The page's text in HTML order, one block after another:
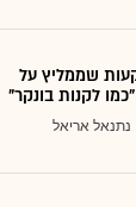
שממליץ על
לקנות בונקר"
נתנאל אריאל